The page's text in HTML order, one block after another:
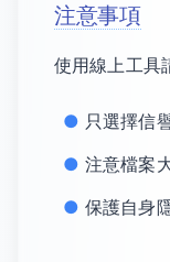
注意事項
使用線上工具
只選擇信
注意檔案
保護自身